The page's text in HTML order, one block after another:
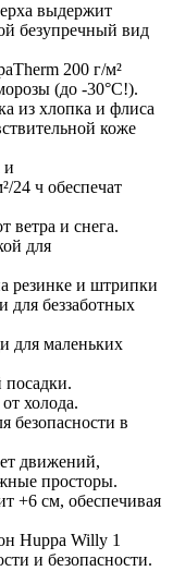
выдержит
безупречный вид
200 г/м²
(до -30°C!).
из хлопка и флиса
коже
и
24 ч обеспечат
ветра и снега.
для
и штрипки
для беззаботных
для маленьких
посадки.
холода.
безопасности в
движений,
просторы.
+6 см, обеспечивая
Huppa Willy 1
и безопасности.